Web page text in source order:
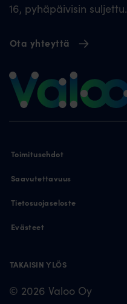
16, pyhäpäivisin suljettu.
Ota yhteyttä
TAKAISIN YLÖS
© 2026 Valoo Oy
Toimitusehdot
Saavutettavuus
Tietosuojaseloste
Evästeet